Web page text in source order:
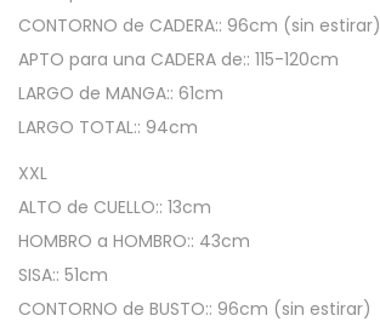
n
i
l
l
-
T
a
l
CONTORNO de CADERA:: 96cm (sin estirar)
APTO para una CADERA de:: 115-120cm
LARGO de MANGA:: 61cm
LARGO TOTAL:: 94cm
XXL
ALTO de CUELLO:: 13cm
HOMBRO a HOMBRO:: 43cm
SISA:: 51cm
CONTORNO de BUSTO:: 96cm (sin estirar)